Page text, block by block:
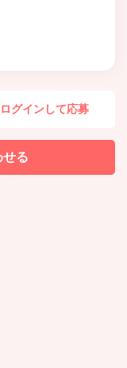
ログインして応募
せる